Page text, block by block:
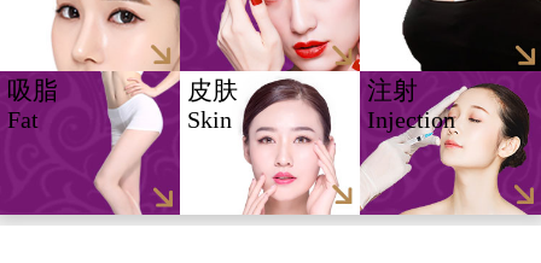
吸脂
Fat
皮肤
Skin
注射
Injection